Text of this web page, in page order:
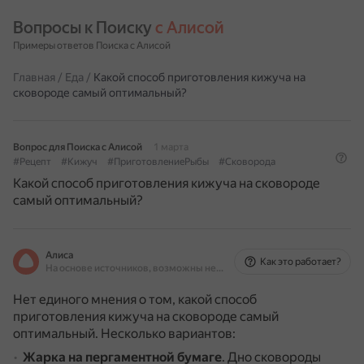
Вопросы к Поиску с Алисой
Примеры ответов Поиска с Алисой
Главная / Еда / Какой способ приготовления кижуча на
сковороде самый оптимальный?
Вопрос для Поиска с Алисой
1 марта
#Рецепт
#Кижуч #ПриготовлениеРыбы #Сковорода
Какой способ приготовления кижуча на сковороде
самый оптимальный?
Алиса
На основе источников, возможны неточности
Как это работает?
Нет единого мнения о том, какой способ
приготовления кижуча на сковороде самый
оптимальный. Несколько вариантов:
Жарка на пергаментной бумаге. Дно сковороды